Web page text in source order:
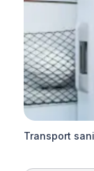
Transport